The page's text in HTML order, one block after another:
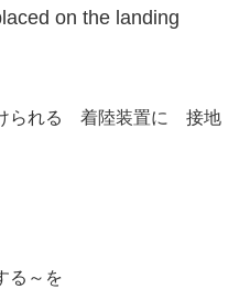
on the landing
られる 着陸装置に 接地
る～を